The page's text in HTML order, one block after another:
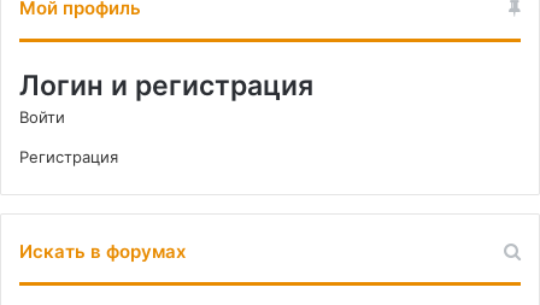
Мой профиль
Логин и регистрация
Войти
Регистрация
Искать в форумах